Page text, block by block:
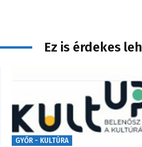
Ez is érdekes
GYŐR - KULTÚRA